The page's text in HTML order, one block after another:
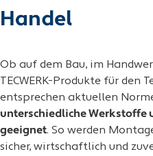
Handel
Ob auf dem Bau, im
TECWERK-Produkte für den
entsprechen aktuellen
unterschiedliche Werkstoffe
geeignet. So werden
sicher, wirtschaftlich und